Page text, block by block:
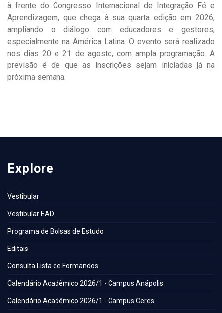
à frente do Congresso Internacional de Integração Fé e
Aprendizagem, que chega à sua quarta edição em 2026,
ampliando o diálogo com educadores e gestores,
especialmente na América Latina. O evento será realizado
nos dias 20 e 21 de agosto, com ampla programação. A
previsão é de que as inscrições sejam iniciadas já na
próxima semana.
Explore
Vestibular
Vestibular EAD
Programa de Bolsas de Estudo
Editais
Consulta Lista de Formandos
Calendário Acadêmico 2026/1 - Campus Anápolis
Calendário Acadêmico 2026/1 - Campus Ceres